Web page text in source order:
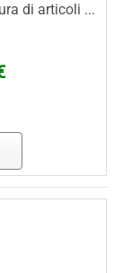
di articoli ...